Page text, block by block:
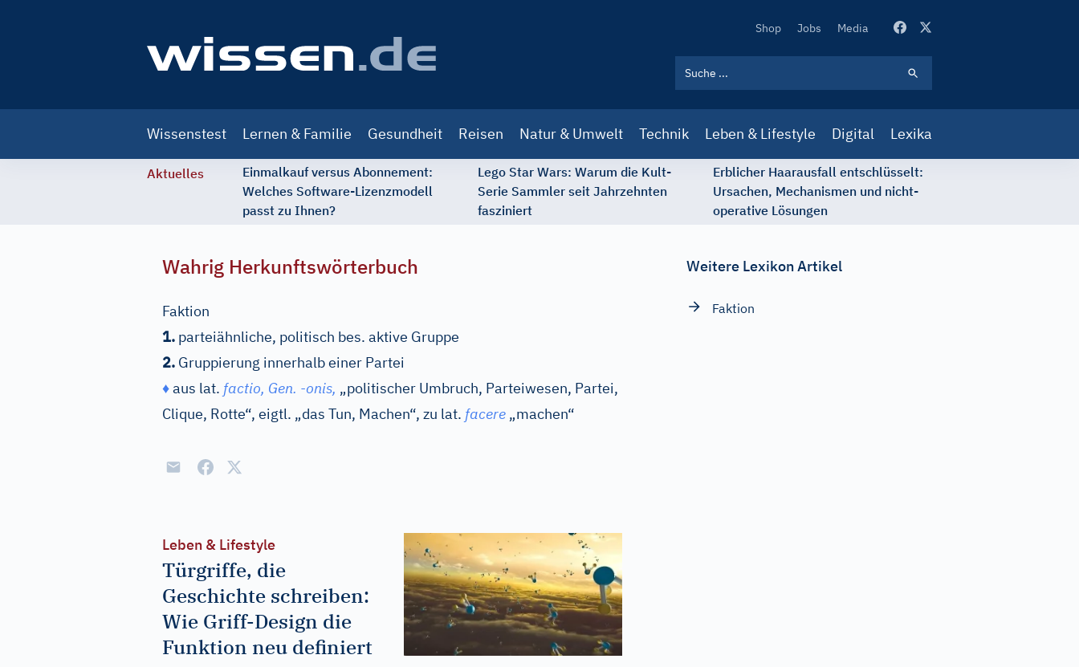
Secondary
Shop Jobs Media
navigation
Wissenstest Lernen & Familie Gesundheit Reisen Natur & Umwelt Technik Leben & Lifestyle Digital Lexika
Aktuelles
Einmalkauf versus Abonnement:
Welches Software-Lizenzmodell
passt zu Ihnen?
Lego Star Wars: Warum die Kult-
Serie Sammler seit Jahrzehnten
fasziniert
Erblicher Haarausfall entschlüsselt:
Ursachen, Mechanismen und nicht-
operative Lösungen
Wahrig Herkunftswörterbuch
Faktion
1. parteiähnliche, politisch bes. aktive Gruppe
2. Gruppierung innerhalb einer Partei
♦aus lat. factio, Gen. -onis, „politischer Umbruch, Parteiwesen, Partei,
Clique, Rotte“, eigtl. „das Tun, Machen“, zu lat. facere „machen“
Leben & Lifestyle
Türgriffe, die
Geschichte schreiben:
Wie Griff-Design die
Funktion neu definiert
Weitere Lexikon Artikel
Faktion